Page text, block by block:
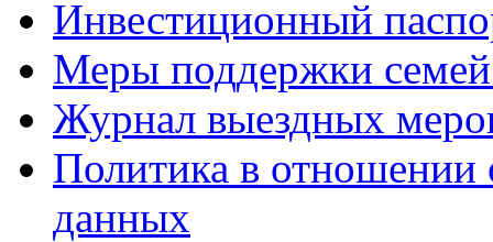
Инвестиционный
Меры поддержки
Журнал выездных
Политика в отношении
данных